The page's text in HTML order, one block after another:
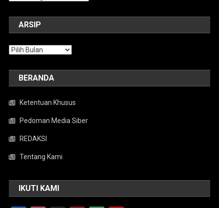
ARSIP
Arsip
BERANDA
Ketentuan Khusus
Pedoman Media Siber
REDAKSI
Tentang Kami
IKUTI KAMI